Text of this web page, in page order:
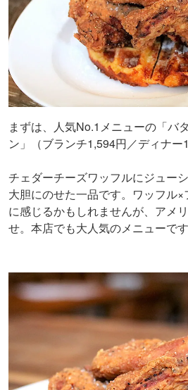
まずは、人気No.1メニューの「バ
ン」（ブランチ1,594円／ディナー
チェダーチーズワッフルにジュー
大胆にのせた一品です。ワッフル
に感じるかもしれませんが、アメ
せ。本店でも大人気のメニューです